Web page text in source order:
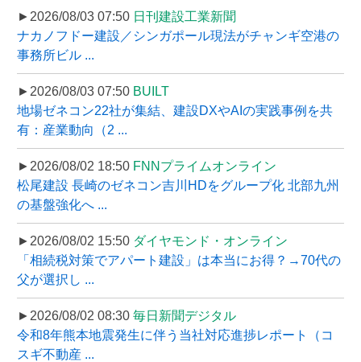
►2026/08/03 07:50 日刊建設工業新聞
ナカノフドー建設／シンガポール現法がチャンギ空港の
事務所ビル ...
►2026/08/03 07:50 BUILT
地場ゼネコン22社が集結、建設DXやAIの実践事例を共
有：産業動向（2 ...
►2026/08/02 18:50 FNNプライムオンライン
松尾建設 長崎のゼネコン吉川HDをグループ化 北部九州
の基盤強化へ ...
►2026/08/02 15:50 ダイヤモンド・オンライン
「相続税対策でアパート建設」は本当にお得？→70代の
父が選択し ...
►2026/08/02 08:30 毎日新聞デジタル
令和8年熊本地震発生に伴う当社対応進捗レポート（コ
スギ不動産 ...